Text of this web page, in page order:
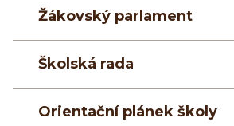
Žákovský parlament
Školská rada
Orientační plánek školy